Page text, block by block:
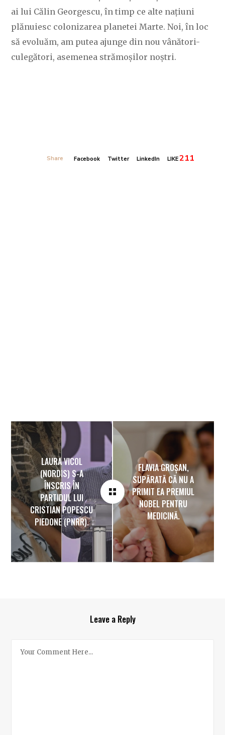
ai lui Călin Georgescu, în timp ce alte națiuni
plănuiesc colonizarea planetei Marte. Noi, în loc
să evoluăm, am putea ajunge din nou vânători-
culegători, asemenea strămoșilor noștri.
Share Facebook Twitter LinkedIn LIKE211
LAURA VICOL
(NORDIS) S-A
ÎNSCRIS ÎN
PARTIDUL LUI
CRISTIAN POPESCU
PIEDONE (PNRR).
FLAVIA GROȘAN,
SUPĂRATĂ CĂ NU A
PRIMIT EA PREMIUL
NOBEL PENTRU
MEDICINĂ.
Leave a Reply